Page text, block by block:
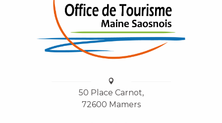
50 Place Carnot,
72600 Mamers